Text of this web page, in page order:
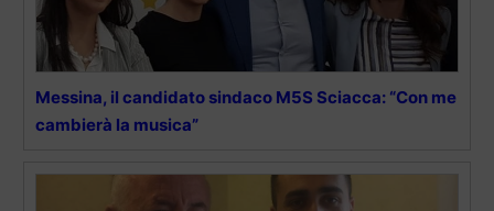
Messina, il candidato sindaco M5S Sciacca: “Con me
cambierà la musica”